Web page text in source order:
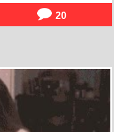
20